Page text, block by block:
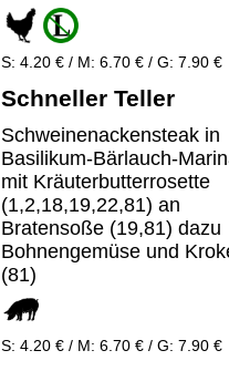
S: 4.20 € / M: 6.70 € / G: 7.90 €
Schneller Teller
Schweinenackensteak in
Basilikum-Bärlauch-
mit Kräuterbutterrosette
(1,2,18,19,22,81) an
Bratensoße (19,81) dazu
Bohnengemüse und
(81)
S: 4.20 € / M: 6.70 € / G: 7.90 €